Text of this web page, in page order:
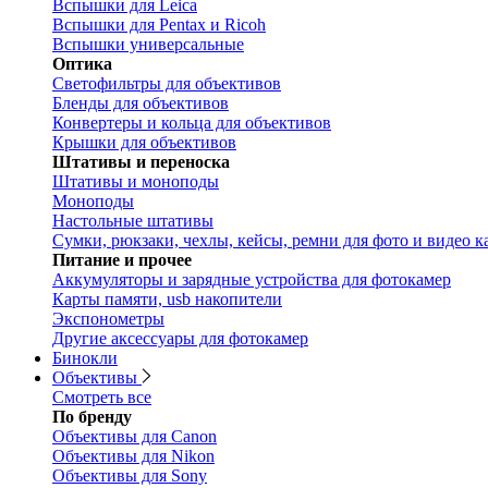
Вспышки для Leica
Вспышки для Pentax и Ricoh
Вспышки универсальные
Оптика
Светофильтры для объективов
Бленды для объективов
Конвертеры и кольца для объективов
Крышки для объективов
Штативы и переноска
Штативы и моноподы
Моноподы
Настольные штативы
Сумки, рюкзаки, чехлы, кейсы, ремни для фото и видео
Питание и прочее
Аккумуляторы и зарядные устройства для фотокамер
Карты памяти, usb накопители
Экспонометры
Другие аксессуары для фотокамер
Бинокли
Объективы
Смотреть все
По бренду
Объективы для Canon
Объективы для Nikon
Объективы для Sony